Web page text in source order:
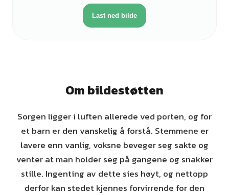
Last ned bilde
Om bildestøtten
Sorgen ligger i luften allerede ved porten, og for
et barn er den vanskelig å forstå. Stemmene er
lavere enn vanlig, voksne beveger seg sakte og
venter at man holder seg på gangene og snakker
stille. Ingenting av dette sies høyt, og nettopp
derfor kan stedet kjennes forvirrende for den